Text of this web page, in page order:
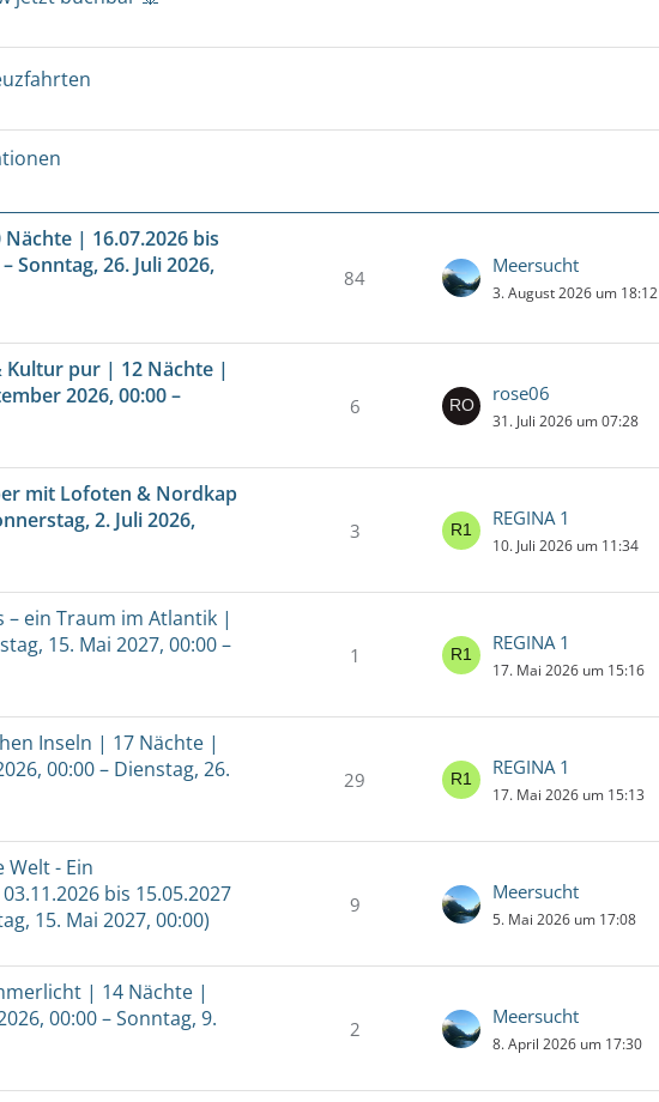
| 16.07.2026 bis
Sonntag, 26. Juli 2026,
84
Meersucht
3. August 2026 um 18:12
Kultur pur | 12 Nächte |
2026, 00:00 –
6
rose06
31. Juli 2026 um 07:28
mit Lofoten & Nordkap
2. Juli 2026,
3
REGINA 1
10. Juli 2026 um 11:34
– ein Traum im Atlantik |
15. Mai 2027, 00:00 –
1
REGINA 1
17. Mai 2026 um 15:16
Inseln | 17 Nächte |
00:00 – Dienstag, 26.
29
REGINA 1
17. Mai 2026 um 15:13
Welt - Ein
bis 15.05.2027
15. Mai 2027, 00:00)
9
Meersucht
5. Mai 2026 um 17:08
| 14 Nächte |
00:00 – Sonntag, 9.
2
Meersucht
8. April 2026 um 17:30